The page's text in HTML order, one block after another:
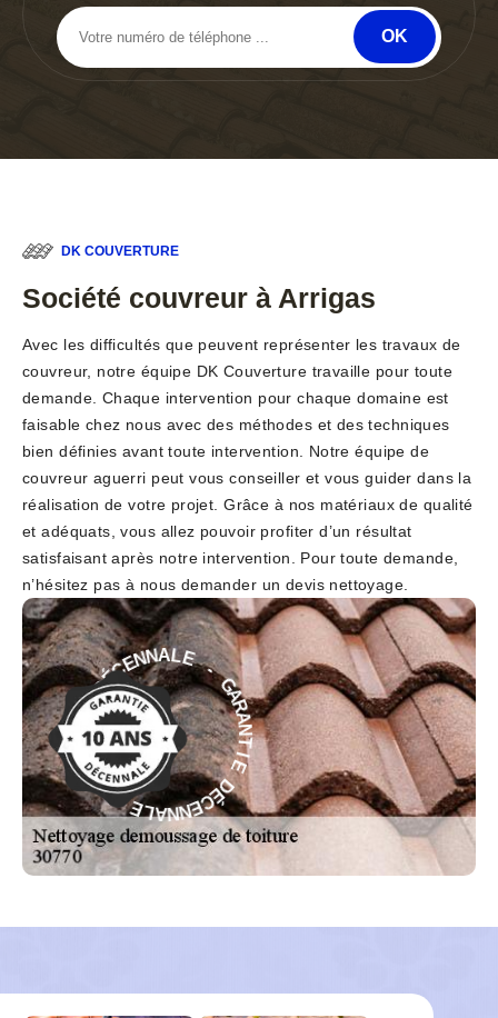
DK COUVERTURE
Société couvreur à Arrigas
Avec les difficultés que peuvent représenter les travaux de
couvreur, notre équipe DK Couverture travaille pour toute
demande. Chaque intervention pour chaque domaine est
faisable chez nous avec des méthodes et des techniques
bien définies avant toute intervention. Notre équipe de
couvreur aguerri peut vous conseiller et vous guider dans la
réalisation de votre projet. Grâce à nos matériaux de qualité
et adéquats, vous allez pouvoir profiter d’un résultat
satisfaisant après notre intervention. Pour toute demande,
n’hésitez pas à nous demander un devis nettoyage.
G
A
R
A
N
T
I
E
D
É
C
E
N
N
ALE - GARA
N
T
I
E
D
É
C
E
N
N
A
L
E
-